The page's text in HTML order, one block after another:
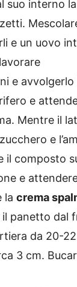
suo interno
e un uovo
e
e
Mentre il
e
composto
e
la crema
panetto dal
da 20-
3 cm.